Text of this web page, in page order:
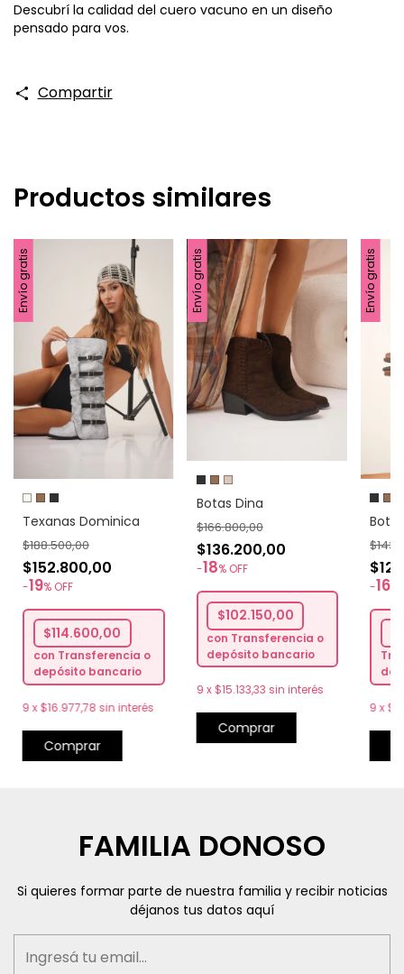
Descubrí la calidad del cuero vacuno en un diseño
pensado para vos.
Compartir
Productos similares
Envío gratis
Texanas Dominica
$152.800,00
-19% OFF
$188.500,00
$114.600,00
con Transferencia o
depósito bancario
9 x$16.977,78 sin interés
Comprar
Envío gratis
Botas Dina
$136.200,00
-18% OFF
$166.800,00
$102.150,00
con Transferencia o
depósito bancario
9 x $15.133,33 sin interés
Comprar
Envío gratis
-16%
9 x
FAMILIA DONOSO
Si quieres formar parte de nuestra familia y recibir noticias
déjanos tus datos aquí